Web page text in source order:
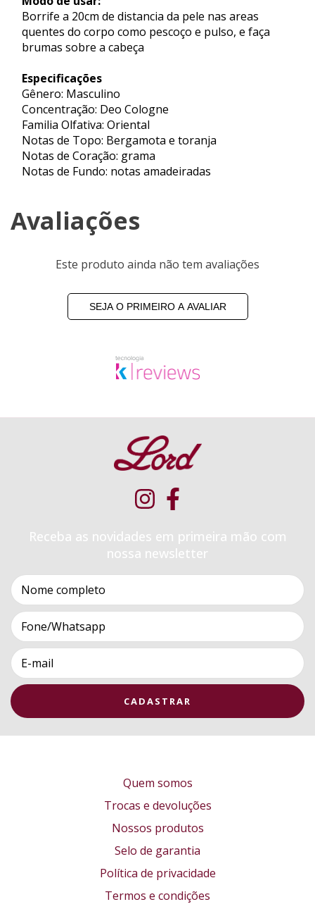
Borrife a 20cm de distancia da pele nas areas
quentes do corpo como pescoço e pulso, e faça
brumas sobre a cabeça
Especificações
Gênero: Masculino
Concentração: Deo Cologne
Familia Olfativa: Oriental
Notas de Topo: Bergamota e toranja
Notas de Coração: grama
Notas de Fundo: notas amadeiradas
Avaliações
Este produto ainda não tem avaliações
SEJA O PRIMEIRO A AVALIAR
Receba as novidades em primeira mão com
nossa newsletter
Quem somos
Trocas e devoluções
Nossos produtos
Selo de garantia
Política de privacidade
Termos e condições